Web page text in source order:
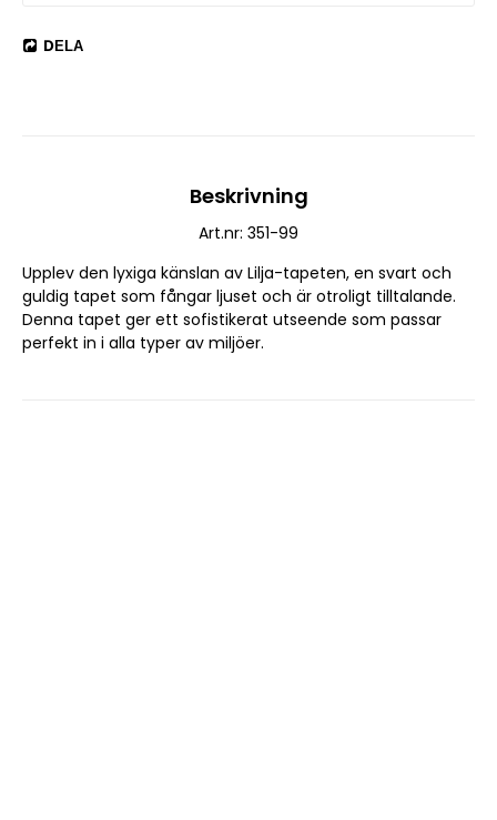
DELA
Beskrivning
Art.nr: 351-99
Upplev den lyxiga känslan av Lilja-tapeten, en svart och
guldig tapet som fångar ljuset och är otroligt tilltalande.
Denna tapet ger ett sofistikerat utseende som passar